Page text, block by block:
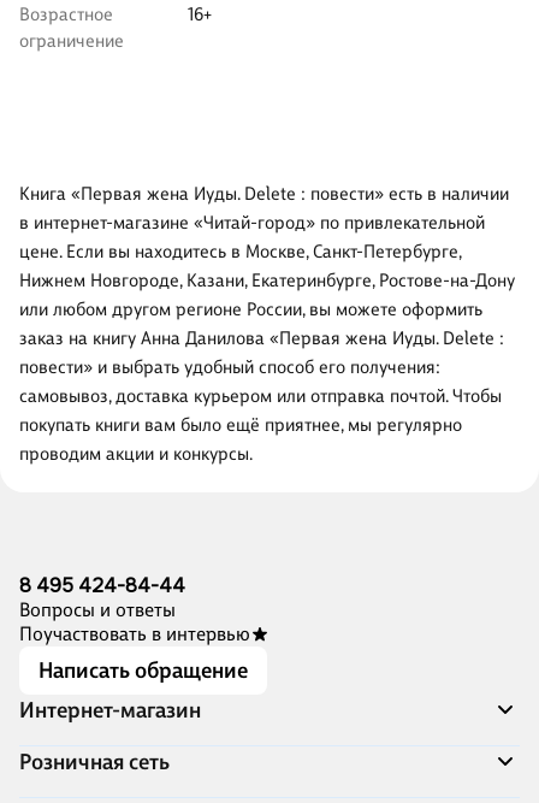
Возрастное
ограничение
16+
Книга «Первая жена Иуды. Delete : повести» есть в наличии
в интернет-магазине «Читай-город» по привлекательной
цене. Если вы находитесь в Москве, Санкт-Петербурге,
Нижнем Новгороде, Казани, Екатеринбурге, Ростове-на-Дону
или любом другом регионе России, вы можете оформить
заказ на книгу Анна Данилова «Первая жена Иуды. Delete :
повести» и выбрать удобный способ его получения:
самовывоз, доставка курьером или отправка почтой. Чтобы
покупать книги вам было ещё приятнее, мы регулярно
проводим акции и конкурсы.
8 495 424-84-44
Вопросы и ответы
Поучаствовать в интервью
Написать обращение
Интернет-магазин
Акции
Розничная сеть